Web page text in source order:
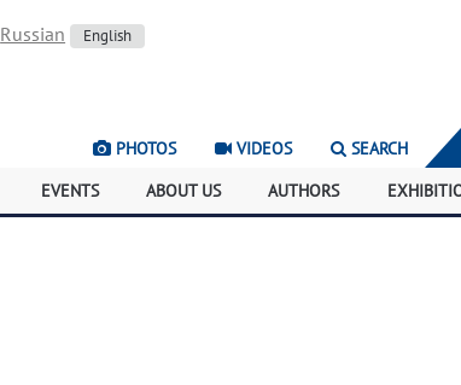
Russian English
PHOTOS VIDEOS
SEARCH
EVENTS ABOUT US AUTHORS